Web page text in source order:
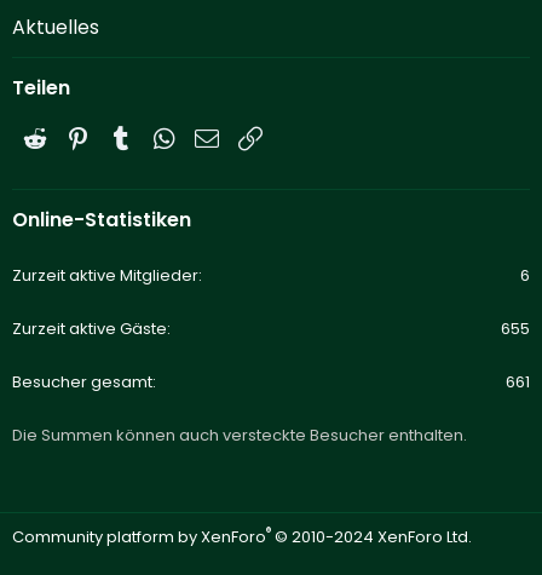
Aktuelles
Teilen
Reddit PinterestTumblrWhatsApp
E-Mail
Online-Statistiken
Zurzeit aktive Mitglieder 6
Zurzeit aktive Gäste 655
Besucher gesamt 661
Die Summen können auch versteckte Besucher enthalten.
Community platform by XenForo® © 2010-2024 XenForo Ltd.